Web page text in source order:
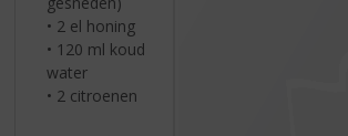
• 2 el honing
• 120 ml koud
water
• 2 citroenen